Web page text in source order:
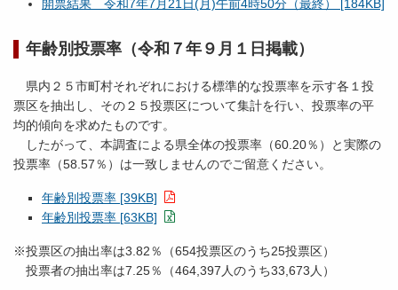
開票結果 令和7年7月21日(月)午前4時50分（最終） [184KB]
年齢別投票率（令和７年９月１日掲載）
県内２５市町村それぞれにおける標準的な投票率を示す各１投
票区を抽出し、その２５投票区について集計を行い、投票率の平
均的傾向を求めたものです。
したがって、本調査による県全体の投票率（60.20％）と実際の
投票率（58.57％）は一致しませんのでご留意ください。
年齢別投票率 [39KB]
年齢別投票率 [63KB]
※投票区の抽出率は3.82％（654投票区のうち25投票区）
投票者の抽出率は7.25％（464,397人のうち33,673人）